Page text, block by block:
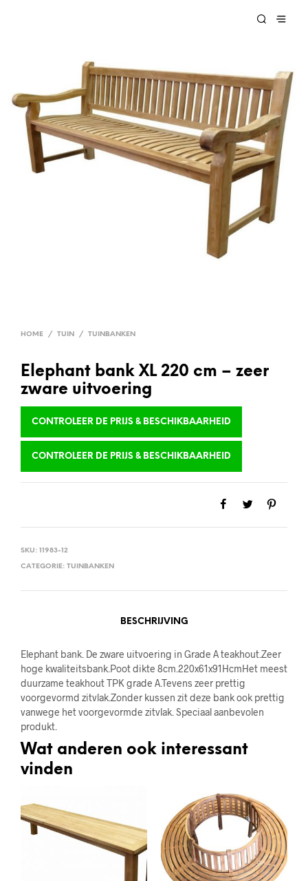
HOME / TUIN / TUINBANKEN
Elephant bank XL 220 cm – zeer
zware uitvoering
CONTROLEER DE PRIJS & BESCHIKBAARHEID
CONTROLEER DE PRIJS & BESCHIKBAARHEID
SKU: 11983-12
CATEGORIE: TUINBANKEN
BESCHRIJVING
Elephant bank. De zware uitvoering in Grade A teakhout.Zeer
hoge kwaliteitsbank.Poot dikte 8cm.220x61x91HcmHet meest
duurzame teakhout TPK grade A.Tevens zeer prettig
voorgevormd zitvlak.Zonder kussen zit deze bank ook prettig
vanwege het voorgevormde zitvlak. Speciaal aanbevolen
produkt.
Wat anderen ook interessant
vinden